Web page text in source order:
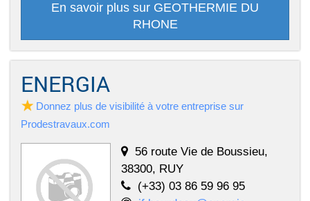
En savoir plus sur GEOTHERMIE DU
RHONE
ENERGIA
Donnez plus de visibilité à votre entreprise sur
Prodestravaux.com
56 route Vie de Boussieu,
38300, RUY
(+33) 03 86 59 96 95